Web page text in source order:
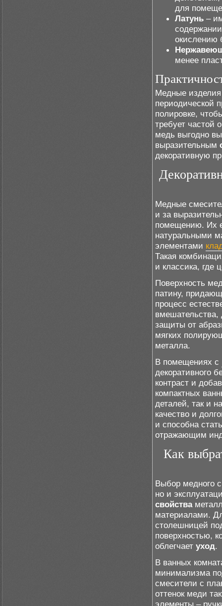
для
Латунь –
окислению
менее
Медные
периодической
полировке,
требует частой
медь выгодно
выразительным
декоративную
Медные
и за
помещению. Их
натуральными
элементами
Такая
и классика, где
Поверхность
патину,
процесс
вмешательства,
защиты от
мягких
металла.
В помещениях с
декоративного
контраст и
компактных
деталей, так и
качество и
и способна
отражающим
Как
Выбор медного
но и
свойства
материалами.
столешницей
поверхностью,
облегчает уход.
В ванных
минимализма
смесители с
оттенок меди
элементы –